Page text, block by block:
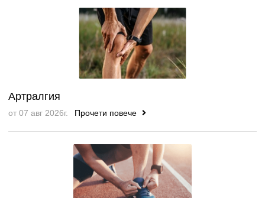
Артралгия
от 07 авг 2026г. Прочети повече